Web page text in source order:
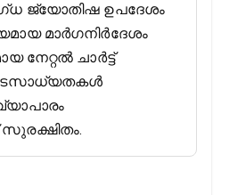
ജ്യോതിഷ ഉപദേശം
മാർഗനിർദേശം
നേറ്റൽ ചാർട്ട്
സുരക്ഷിതം.